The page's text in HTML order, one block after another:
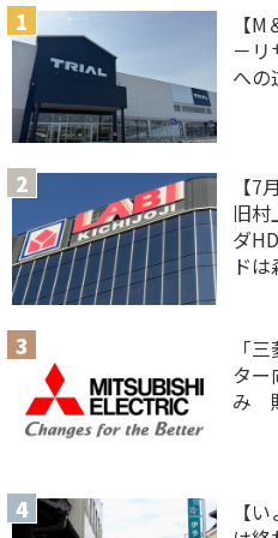
【
－
への
【7
旧
ダ
ド
「
ター
み
【